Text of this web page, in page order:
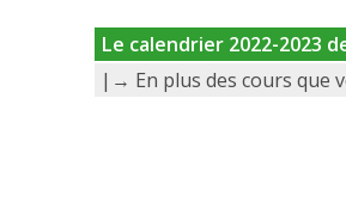
Le calendrier 2022-2023
|→ En plus des cours que